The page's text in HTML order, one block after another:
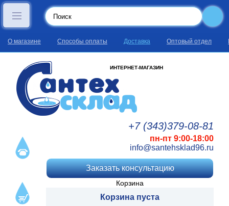
О магазине Способы оплаты Доставка Оптовый отдел
ИНТЕРНЕТ-МАГАЗИН
+7 (343)379-08-81
пн-пт 9:00-18:00
info@santehsklad96.ru
Заказать консультацию
Корзина
Корзина пуста